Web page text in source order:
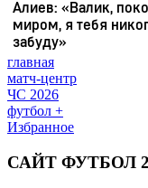
главная
матч-центр
ЧС 2026
футбол +
Избранное
САЙТ ФУТБОЛ